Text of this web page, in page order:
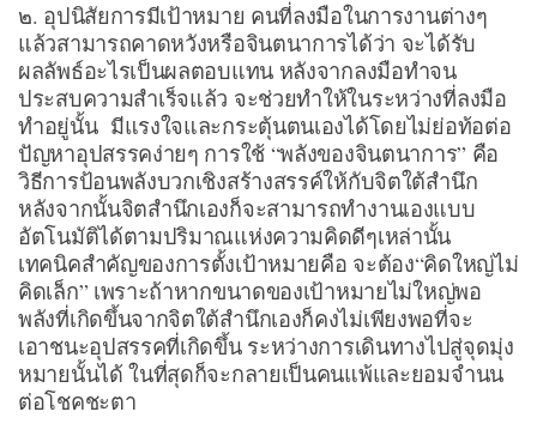
๒. อุปนิสัยการมีเป้าหมาย คนที่ลงมือในการงานต่างๆ
แล้วสามารถคาดหวังหรือจินตนาการได้ว่า จะได้รับ
ผลลัพธ์อะไรเป็นผลตอบแทน หลังจากลงมือทำจน
ประสบความสำเร็จแล้ว จะช่วยทำให้ในระหว่างที่ลงมือ
ทำอยู่นั้น มีแรงใจและกระตุ้นตนเองได้โดยไม่ย่อท้อต่อ
ปัญหาอุปสรรคง่ายๆ การใช้ “พลังของจินตนาการ” คือ
วิธีการป้อนพลังบวกเชิงสร้างสรรค์ให้กับจิตใต้สำนึก
หลังจากนั้นจิตสำนึกเองก็จะสามารถทำงานเองแบบ
อัตโนมัติได้ตามปริมาณแห่งความคิดดีๆเหล่านั้น
เทคนิคสำคัญของการตั้งเป้าหมายคือ จะต้อง“คิดใหญ่ไม่
คิดเล็ก” เพราะถ้าหากขนาดของเป้าหมายไม่ใหญ่พอ
พลังที่เกิดขึ้นจากจิตใต้สำนึกเองก็คงไม่เพียงพอที่จะ
เอาชนะอุปสรรคที่เกิดขึ้น ระหว่างการเดินทางไปสู่จุดมุ่ง
หมายนั้นได้ ในที่สุดก็จะกลายเป็นคนแพ้และยอมจำนน
ต่อโชคชะตา